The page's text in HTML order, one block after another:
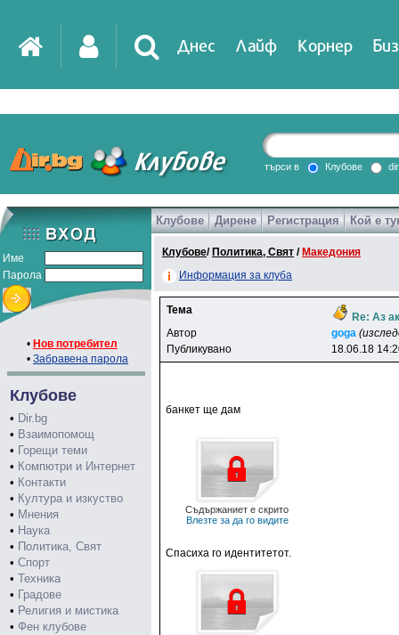
Днес Лайф Корнер
DirTV Impressio
Games
търси в Клубове
Име
Парола
• Нов потребител
• Забравена парола
Клубове
• Dir.bg
• Взаимопомощ
• Горещи теми
• Компютри и Интернет
• Контакти
• Култура и изкуство
• Мнения
• Наука
• Политика, Свят
• Спорт
• Техника
• Градове
• Религия и мистика
• Фен клубове
Клубове Дирене Регистрация Кой е
Клубове/ Политика, Свят / Македония
Информация за клуба
Тема
Re: Аз
Автор
goga
Публикувано
18.06.18
банкет ще дам
Съдържаниет е скрито
Влезте за да го видите
Спасиха го идентитетот.